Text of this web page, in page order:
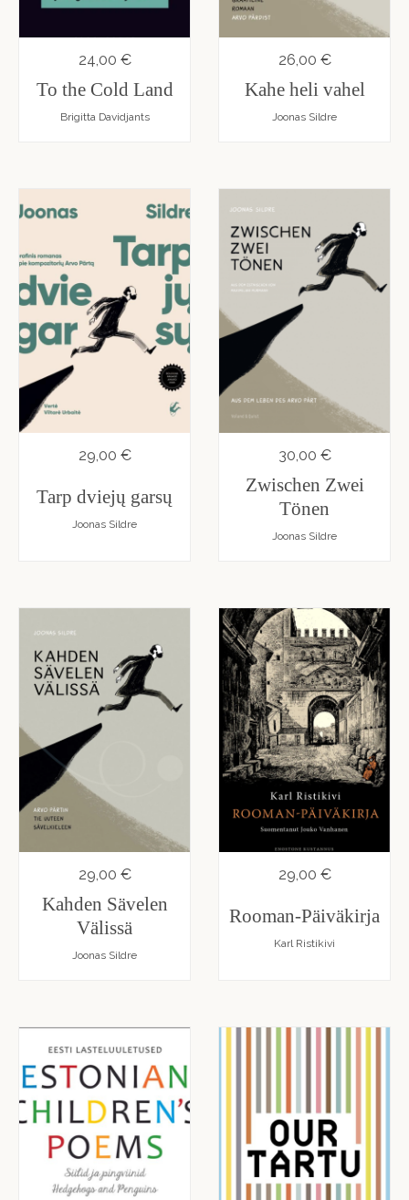
24,00 €
To the Cold Land
Brigitta Davidjants
26,00 €
Kahe heli vahel
Joonas Sildre
29,00 €
Tarp dviejų garsų
Joonas Sildre
30,00 €
Zwischen Zwei
Tönen
Joonas Sildre
29,00 €
Kahden Sävelen
Välissä
Joonas Sildre
29,00 €
Rooman-Päiväkirja
Karl Ristikivi